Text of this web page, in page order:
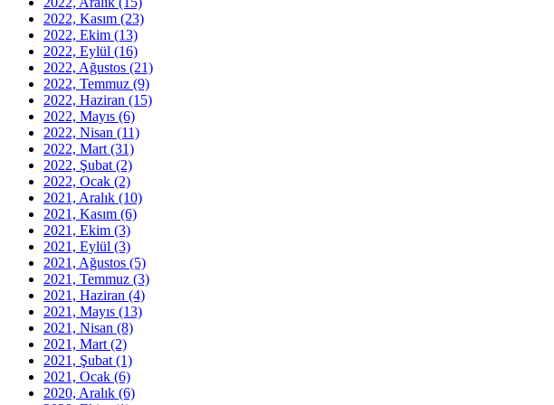
2022, Kasım (23)
2022, Ekim (13)
2022, Eylül (16)
2022, Ağustos (21)
2022, Temmuz (9)
2022, Haziran (15)
2022, Mayıs (6)
2022, Nisan (11)
2022, Mart (31)
2022, Şubat (2)
2022, Ocak (2)
2021, Aralık (10)
2021, Kasım (6)
2021, Ekim (3)
2021, Eylül (3)
2021, Ağustos (5)
2021, Temmuz (3)
2021, Haziran (4)
2021, Mayıs (13)
2021, Nisan (8)
2021, Mart (2)
2021, Şubat (1)
2021, Ocak (6)
2020, Aralık (6)